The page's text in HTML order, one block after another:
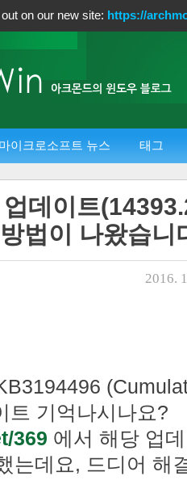
on our new site: https://
마이크로소프트 뉴스 태그
데이트
법이 나왔습니
2016.
트 기억나시나요?
369 에서 해당 업
는데요, 드디어 해